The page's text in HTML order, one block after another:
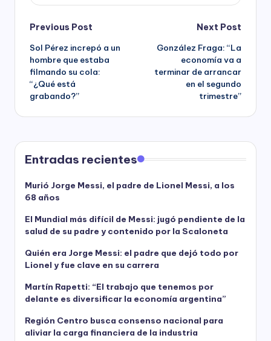
Post
navigation
Previous Post
Sol Pérez increpó a un
hombre que estaba
filmando su cola:
“¿Qué está
grabando?”
Next Post
González Fraga: “La
economía va a
terminar de arrancar
en el segundo
trimestre”
Entradas recientes
Murió Jorge Messi, el padre de Lionel Messi, a los
68 años
El Mundial más difícil de Messi: jugó pendiente de la
salud de su padre y contenido por la Scaloneta
Quién era Jorge Messi: el padre que dejó todo por
Lionel y fue clave en su carrera
Martín Rapetti: “El trabajo que tenemos por
delante es diversificar la economía argentina”
Región Centro busca consenso nacional para
aliviar la carga financiera de la industria